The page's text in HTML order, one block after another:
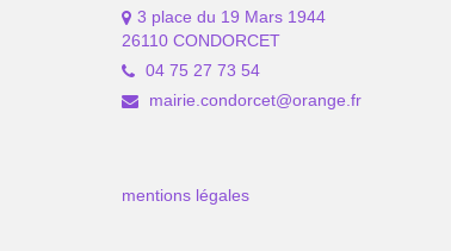
3 place du 19 Mars 1944
26110 CONDORCET
04 75 27 73 54
mairie.condorcet@orange.fr
mentions légales